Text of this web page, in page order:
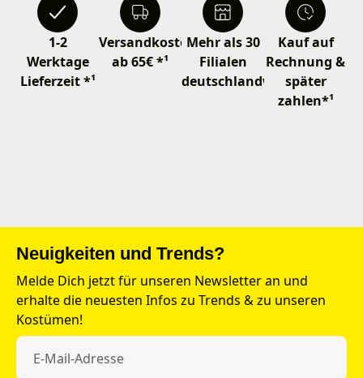
1-2
Werktage
Lieferzeit *¹
Versandkostenfrei
ab 65€ *¹
Mehr als 30
Filialen
deutschlandweit
Kauf auf
Rechnung &
später
zahlen*¹
Neuigkeiten und Trends?
Melde Dich jetzt für unseren Newsletter an und
erhalte die neuesten Infos zu Trends & zu unseren
Kostümen!